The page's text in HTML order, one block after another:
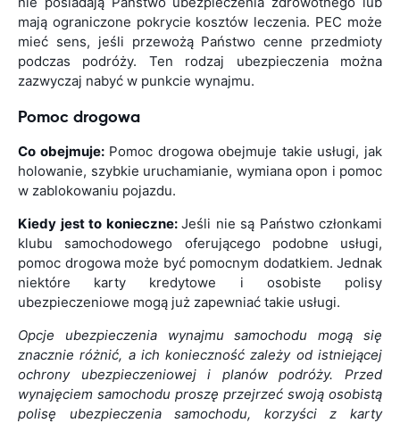
mają ograniczone pokrycie kosztów leczenia. PEC może
mieć sens, jeśli przewożą Państwo cenne przedmioty
podczas podróży. Ten rodzaj ubezpieczenia można
zazwyczaj nabyć w punkcie wynajmu.
Pomoc drogowa
Co obejmuje:Pomoc drogowa obejmuje takie usługi, jak
holowanie, szybkie uruchamianie, wymiana opon i pomoc
w zablokowaniu pojazdu.
Kiedy jest to konieczne: Jeśli nie są Państwo członkami
klubu samochodowego oferującego podobne usługi,
pomoc drogowa może być pomocnym dodatkiem. Jednak
niektóre karty kredytowe i osobiste polisy
ubezpieczeniowe mogą już zapewniać takie usługi.
Opcje ubezpieczenia wynajmu samochodu mogą się
znacznie różnić, a ich konieczność zależy od istniejącej
ochrony ubezpieczeniowej i planów podróży. Przed
wynajęciem samochodu proszę przejrzeć swoją osobistą
polisę ubezpieczenia samochodu, korzyści z karty